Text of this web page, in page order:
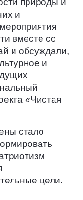
природы и
и
вместе со
и обсуждали,
и
«Чистая
стало
цели.